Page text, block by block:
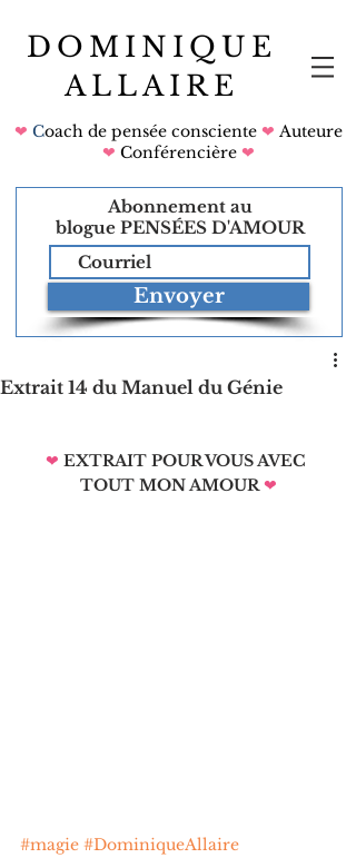
DOMINIQUE
ALLAIRE
❤ Coach de pensée consciente ❤ Auteure
❤ Conférencière ❤
Abonnement au
blogue PENSÉES D'AMOUR
Envoyer
Extrait 14 du Manuel du Génie
❤ EXTRAIT POUR VOUS AVEC
TOUT MON AMOUR ❤
#magie #DominiqueAllaire